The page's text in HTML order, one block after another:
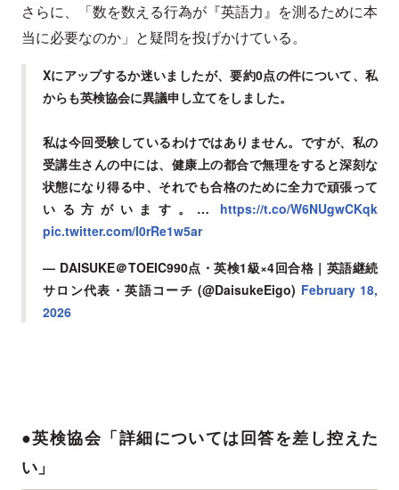
さらに、「数を数える行為が『英語力』を測るために本
当に必要なのか」と疑問を投げかけている。
Xにアップするか迷いましたが、要約0点の件について、私
からも英検協会に異議申し立てをしました。
私は今回受験しているわけではありません。ですが、私の
受講生さんの中には、健康上の都合で無理をすると深刻な
状態になり得る中、それでも合格のために全力で頑張って
いる方がいます。… https://t.co/W6NUgwCKqk
pic.twitter.com/I0rRe1w5ar
— DAISUKE＠TOEIC990点・英検1級×4回合格｜英語継続
サロン代表・英語コーチ (@DaisukeEigo) February 18,
2026
●英検協会「詳細については回答を差し控えた
い」